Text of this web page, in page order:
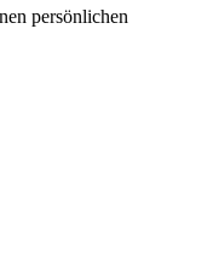
persönlichen